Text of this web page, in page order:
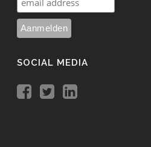
SOCIAL MEDIA